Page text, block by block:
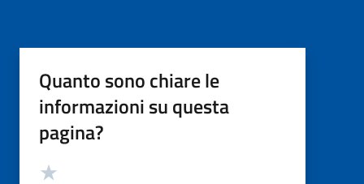
Quanto sono chiare le
informazioni su questa
pagina?
Valutazione